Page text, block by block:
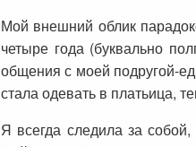
Мой внешний облик
четыре года (буквально
общения с моей подругой-
стала одевать в платьица,
Я всегда следила за